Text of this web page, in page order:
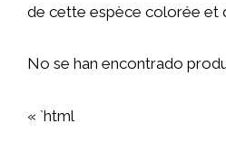
de cette espèce colorée et
No se han encontrado
« `html